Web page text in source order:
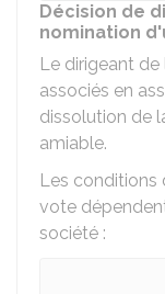
Décision de
nomination
Le dirigeant
associés en
dissolution de
amiable.
Les conditions
vote
société :